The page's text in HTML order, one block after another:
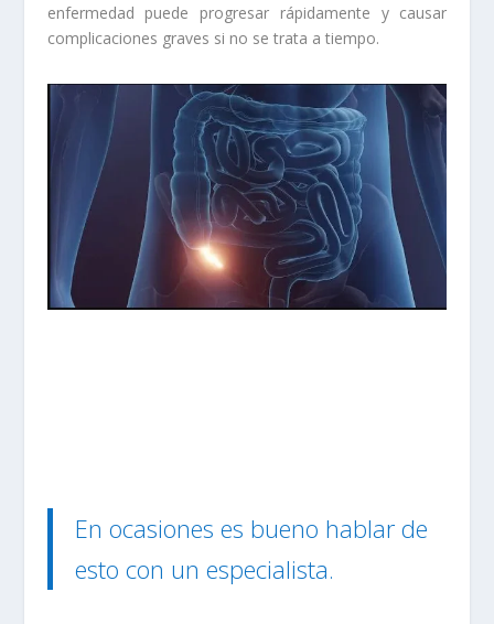
enfermedad puede progresar rápidamente y causar
complicaciones graves si no se trata a tiempo.
En ocasiones es bueno hablar de
esto con un especialista.